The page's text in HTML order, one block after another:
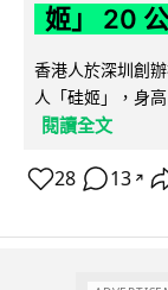
姬」 20
香港人於深圳創
人「硅姬」，身
閱讀全文
28 13 ↗